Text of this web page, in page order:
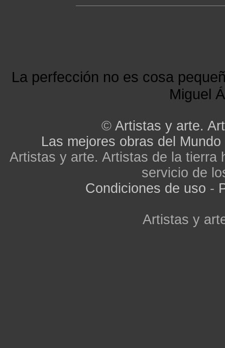
La perfección no es cosa
Miguel
© Artistas y arte.
Las mejores obras del Mundo
Artistas y arte. Artistas de la tierra
servicio de
Condiciones de uso -
Artistas y